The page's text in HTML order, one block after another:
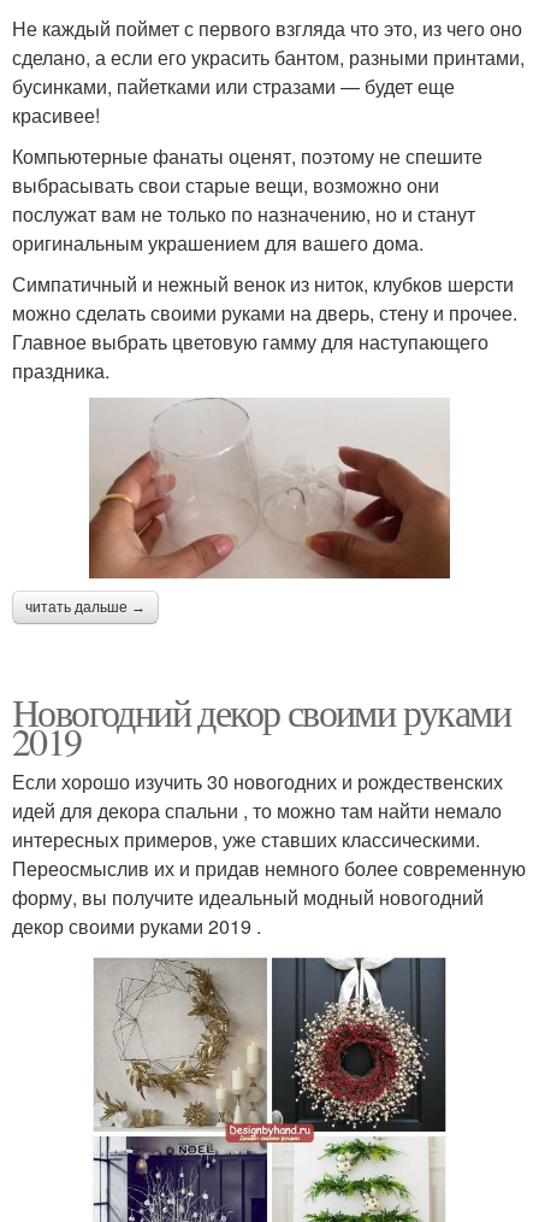
Не каждый поймет с первого взгляда что это, из чего оно
сделано, а если его украсить бантом, разными принтами,
бусинками, пайетками или стразами — будет еще
красивее!
Компьютерные фанаты оценят, поэтому не спешите
выбрасывать свои старые вещи, возможно они
послужат вам не только по назначению, но и станут
оригинальным украшением для вашего дома.
Симпатичный и нежный венок из ниток, клубков шерсти
можно сделать своими руками на дверь, стену и прочее.
Главное выбрать цветовую гамму для наступающего
праздника.
читать дальше →
Новогодний декор своими руками
2019
Если хорошо изучить 30 новогодних и рождественских
идей для декора спальни , то можно там найти немало
интересных примеров, уже ставших классическими.
Переосмыслив их и придав немного более современную
форму, вы получите идеальный модный новогодний
декор своими руками 2019 .